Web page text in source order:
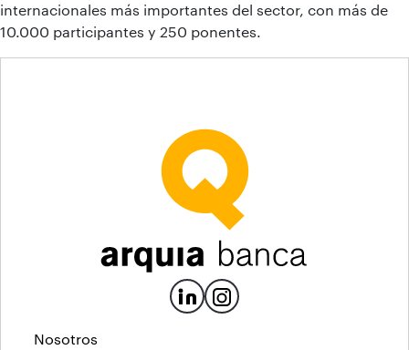
internacionales más importantes del sector, con más de
10.000 participantes y 250 ponentes.
Nosotros